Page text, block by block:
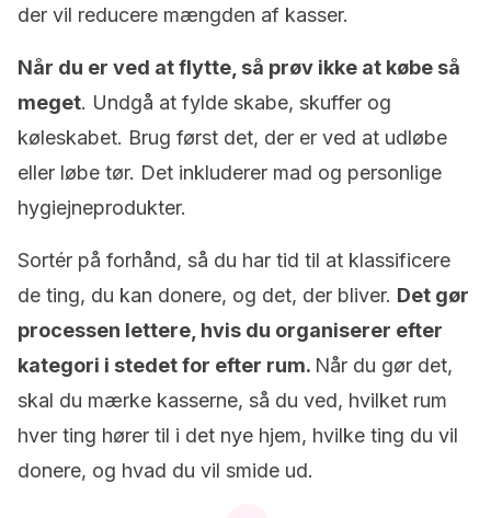
der vil reducere mængden af kasser.
Når du er ved at flytte, så prøv ikke at købe så
meget. Undgå at fylde skabe, skuffer og
køleskabet. Brug først det, der er ved at udløbe
eller løbe tør. Det inkluderer mad og personlige
hygiejneprodukter.
Sortér på forhånd, så du har tid til at klassificere
de ting, du kan donere, og det, der bliver. Det gør
processen lettere, hvis du organiserer efter
kategori i stedet for efter rum. Når du gør det,
skal du mærke kasserne, så du ved, hvilket rum
hver ting hører til i det nye hjem, hvilke ting du vil
donere, og hvad du vil smide ud.